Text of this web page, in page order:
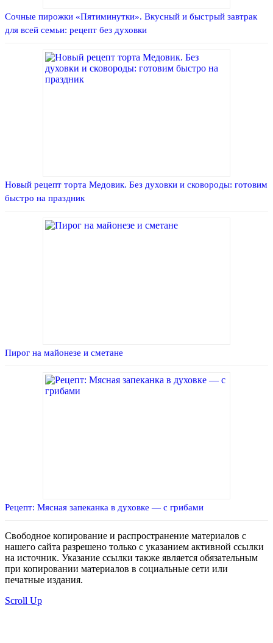
Сочные пирожки «Пятиминутки». Вкусный и быстрый завтрак
для всей семьи: рецепт без духовки
Новый рецепт торта Медовик. Без духовки и сковороды: готовим
быстро на праздник
Пирог на майонезе и сметане
Рецепт: Мясная запеканка в духовке — с грибами
Свободное копирование и распространение материалов с
нашего сайта разрешено только с указанием активной ссылки
на источник. Указание ссылки также является обязательным
при копировании материалов в социальные сети или
печатные издания.
Scroll Up